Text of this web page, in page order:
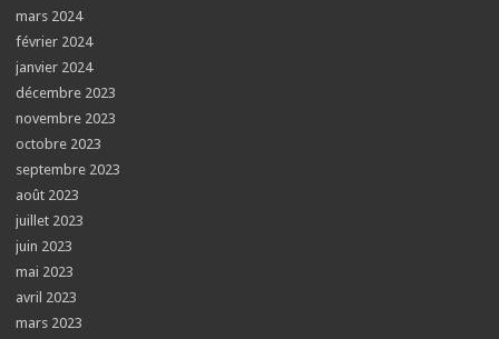
mars 2024
février 2024
janvier 2024
décembre 2023
novembre 2023
octobre 2023
septembre 2023
août 2023
juillet 2023
juin 2023
mai 2023
avril 2023
mars 2023